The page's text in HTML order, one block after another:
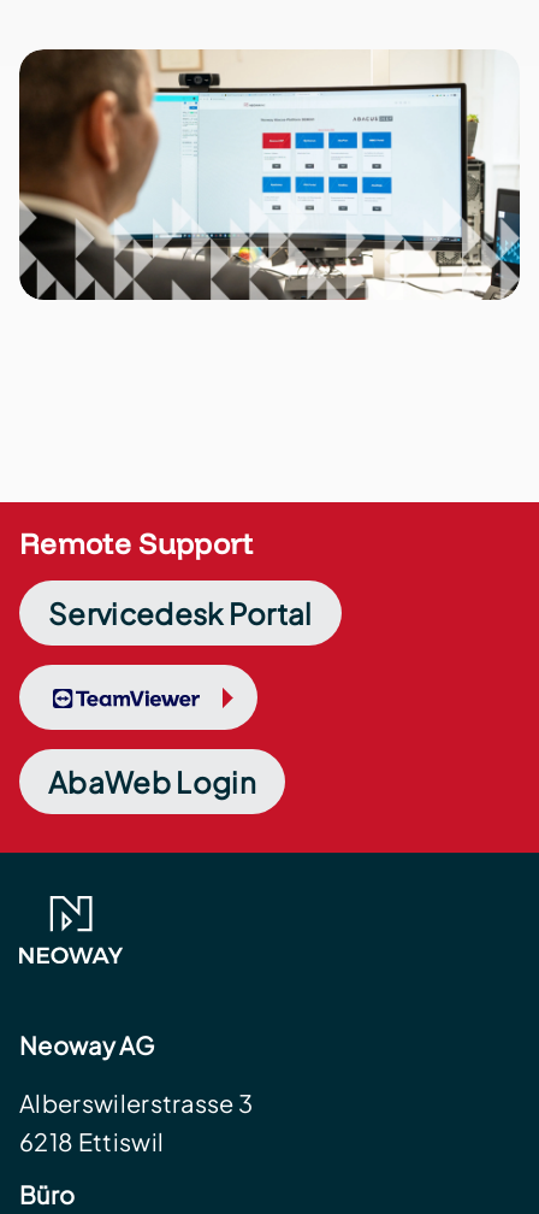
Remote Support
Servicedesk Portal
TeamViewer
AbaWeb Login
Neoway AG
Alberswilerstrasse 3
6218 Ettiswil
Büro